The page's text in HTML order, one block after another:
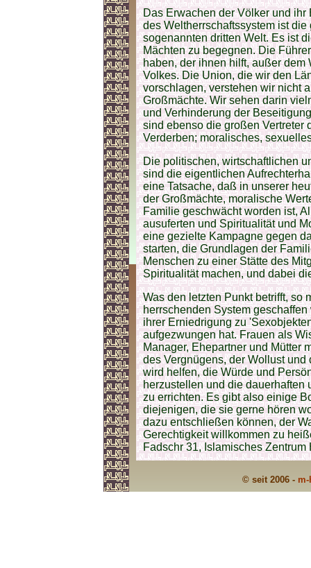
Das Erwachen der Völker und
des Weltherrschaftssystem ist
sogenannten dritten Welt. Es ist
Mächten zu begegnen. Die
haben, der ihnen hilft, außer
Volkes. Die Union, die wir den
vorschlagen, verstehen wir nicht
Großmächte. Wir sehen darin
und Verhinderung der
sind ebenso die großen Vertreter
Verderben; moralisches,
Die politischen, wirtschaftlichen
sind die eigentlichen
eine Tatsache, daß in unserer
der Großmächte, moralische
Familie geschwächt worden ist,
ausuferten und Spiritualität und
eine gezielte Kampagne gegen
starten, die Grundlagen der
Menschen zu einer Stätte des
Spiritualität machen, und dabei
Was den letzten Punkt betrifft, so
herrschenden System
ihrer Erniedrigung zu
aufgezwungen hat. Frauen als
Manager, Ehepartner und Mütter
des Vergnügens, der Wollust
wird helfen, die Würde und
herzustellen und die dauerhaften
zu errichten. Es gibt also einige
diejenigen, die sie gerne hören
dazu entschließen können, der
Gerechtigkeit willkommen zu
Fadschr 31, Islamisches Zentrum
© seit 2006 -